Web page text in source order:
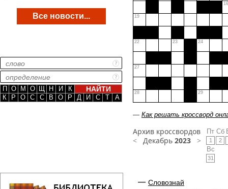
Все новости...
П О М О Щ Н И
К
К
Р О С С В О Р Д И С Т А
16
19
22 23 24
27
28 29
— Как решать кроссворд
Архив кроссвордов
< Декабрь 2023 >
Пт
1
Сб
2
Вс
31
Словознай